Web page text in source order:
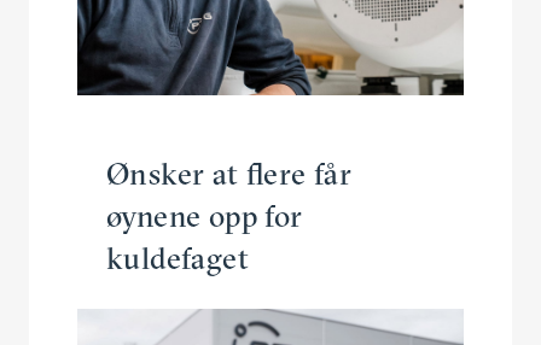
Ønsker at flere får
øynene opp for
kuldefaget